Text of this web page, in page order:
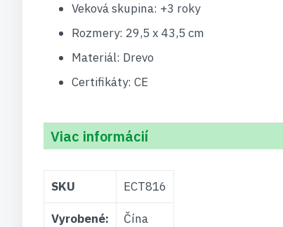
Veková skupina: +3 roky
Rozmery: 29,5 x 43,5 cm
Materiál: Drevo
Certifikáty: CE
Viac informácií
informácií
SKU ECT816
Vyrobené: Čína